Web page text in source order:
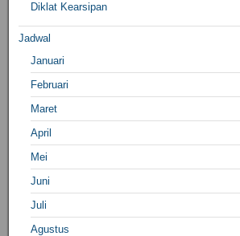
Diklat Kearsipan
Jadwal
Januari
Februari
Maret
April
Mei
Juni
Juli
Agustus